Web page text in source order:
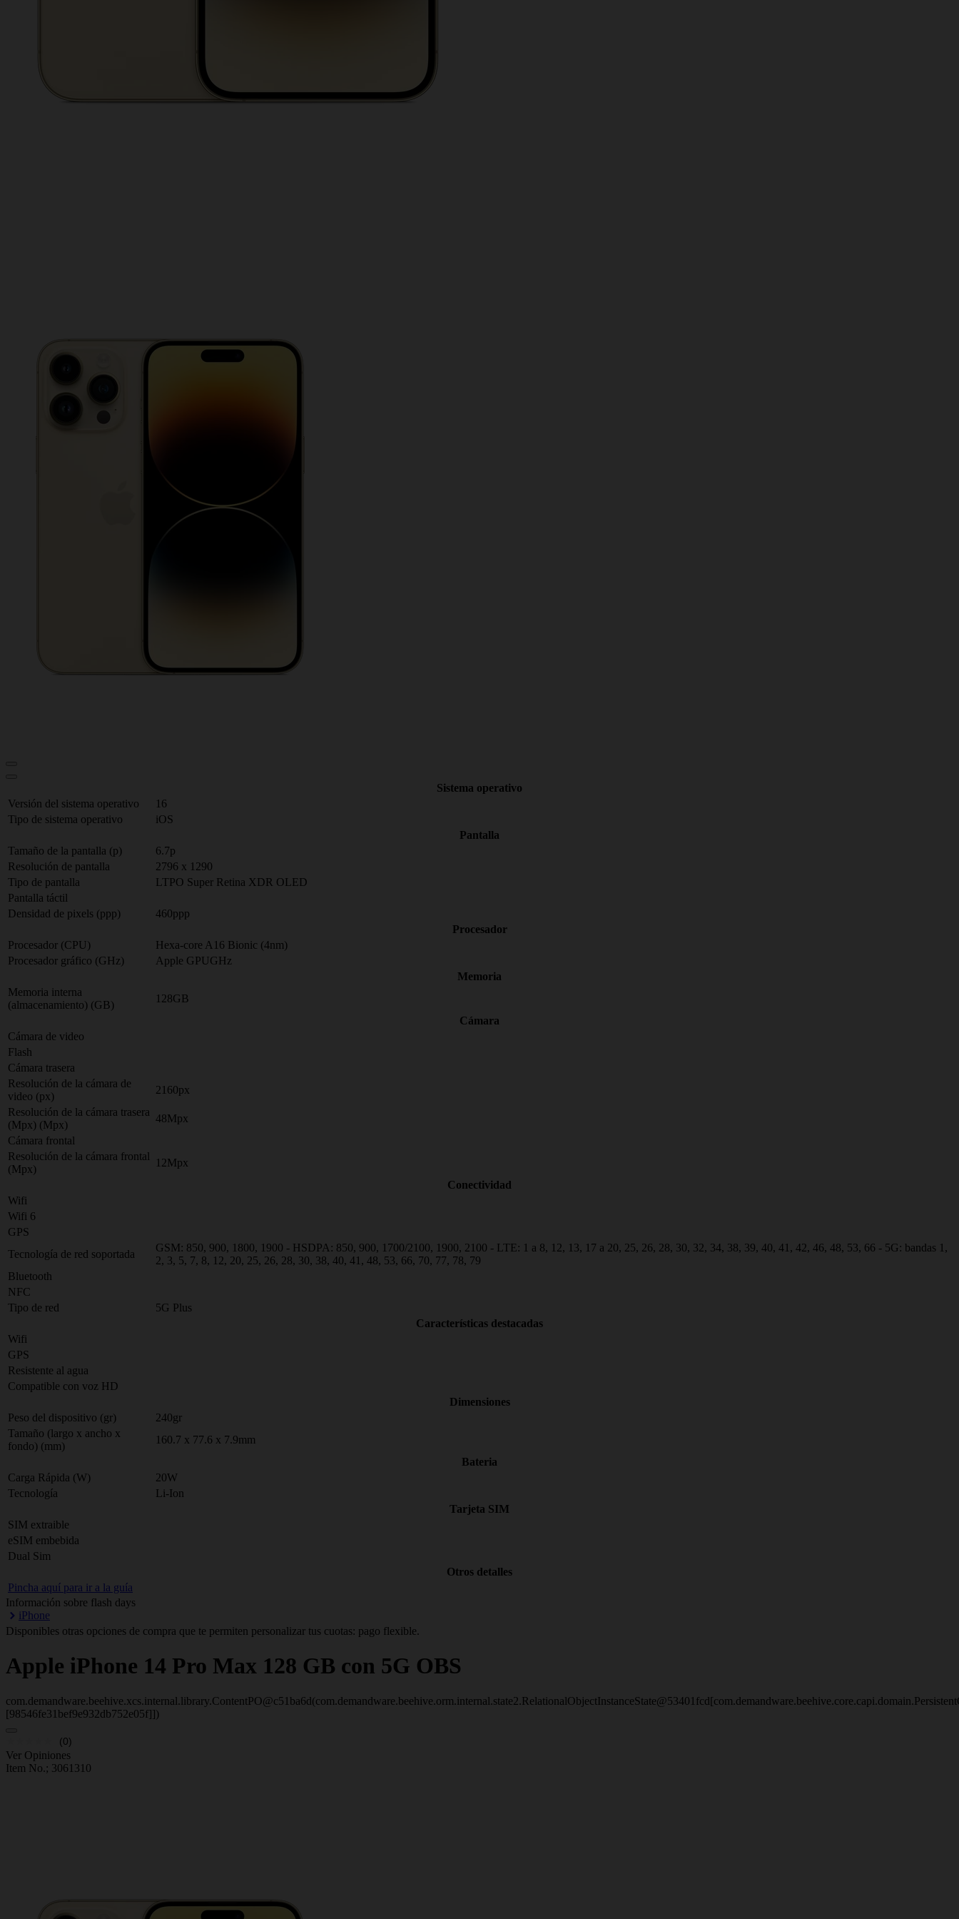
Sistema operativo
Versión del sistema operativo
16
Tipo de sistema operativo
iOS
Pantalla
Tamaño de la pantalla (p)
6.7p
Resolución de pantalla
2796 x 1290
Tipo de pantalla
LTPO Super Retina XDR OLED
Pantalla táctil
Densidad de pixels (ppp)
460ppp
Procesador
Procesador (CPU)
Hexa-core A16 Bionic (4nm)
Procesador gráfico (GHz)
Apple GPUGHz
Memoria
Memoria interna
(almacenamiento) (GB)
128GB
Cámara
Cámara de video
Flash
Cámara trasera
Resolución de la cámara de
video (px)
2160px
Resolución de la cámara trasera
(Mpx) (Mpx)
48Mpx
Cámara frontal
Resolución de la cámara frontal
(Mpx)
12Mpx
Conectividad
Wifi
Wifi 6
GPS
Tecnología de red soportada
GSM: 850, 900, 1800, 1900 - HSDPA: 850, 900, 1700/2100, 1900, 2100 - LTE: 1 a 8, 12, 13, 17 a 20, 25, 26, 28, 30, 32, 34, 38, 39, 40, 41, 42, 46, 48, 53, 66 - 5G: bandas 1,
2, 3, 5, 7, 8, 12, 20, 25, 26, 28, 30, 38, 40, 41, 48, 53, 66, 70, 77, 78, 79
Bluetooth
NFC
Tipo de red
5G Plus
Características destacadas
Wifi
GPS
Resistente al agua
Compatible con voz HD
Dimensiones
Peso del dispositivo (gr)
240gr
Tamaño (largo x ancho x
fondo) (mm)
160.7 x 77.6 x 7.9mm
Bateria
Carga Rápida (W)
20W
Tecnología
Li-Ion
Tarjeta SIM
SIM extraible
eSIM embebida
Dual Sim
Otros detalles
Pincha aquí para ir a la guía
Información sobre flash days
iPhone
Disponibles otras opciones de compra que te permiten personalizar tus cuotas: pago flexible.
Apple iPhone 14 Pro Max 128 GB con 5G OBS
[98546fe31bef9e932db752e05f]])
(0)
Ver Opiniones
Item No.; 3061310